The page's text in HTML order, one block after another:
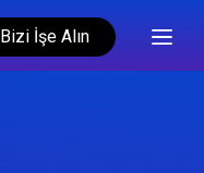
Bizi İşe Alın